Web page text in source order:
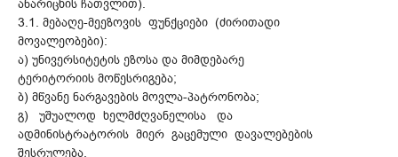
ანარიცხის ჩათვლით).
3.1. მებაღე-მეეზოვის ფუნქციები (ძირითადი
მოვალეობები):
ა) უნივერსიტეტის ეზოსა და მიმდებარე
ტერიტორიის მოწესრიგება;
ბ) მწვანე ნარგავების მოვლა-პატრონობა;
გ) უშუალოდ ხელმძღვანელისა და
ადმინისტრატორის მიერ გაცემული დავალებების
შესრულება.